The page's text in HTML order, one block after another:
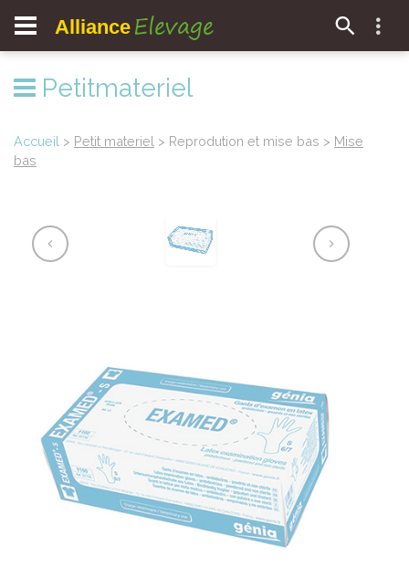
Alliance Elevage
Petitmateriel
Accueil > Petit materiel > Reprodution et mise bas > Mise
bas